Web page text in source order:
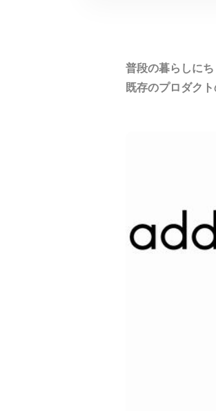
普段の暮らしに
既存のプロダク